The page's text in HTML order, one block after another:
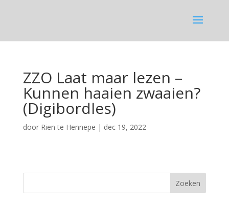
ZZO Laat maar lezen –
Kunnen haaien zwaaien?
(Digibordles)
door Rien te Hennepe | dec 19, 2022